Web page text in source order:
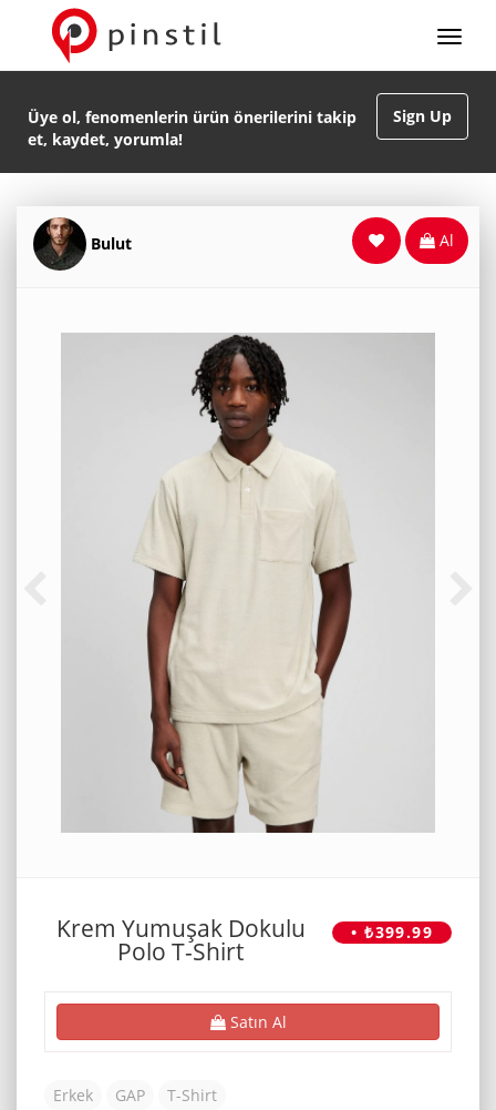
Sign Up
Üye ol, fenomenlerin ürün önerilerini takip
et, kaydet, yorumla!
Bulut Al
• ₺399.99
Krem Yumuşak Dokulu
Polo T-Shirt
Satın Al
Erkek GAP T-Shirt